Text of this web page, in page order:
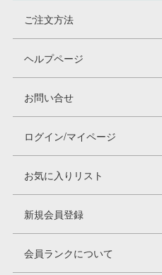
ご注文方法
ヘルプページ
お問い合せ
ログイン/マイページ
お気に入りリスト
新規会員登録
会員ランクについて